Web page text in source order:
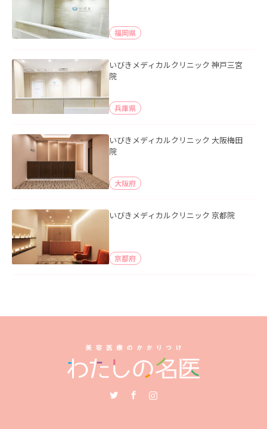
福岡県
いびきメディカルクリニック 神戸三宮
院
兵庫県
いびきメディカルクリニック 大阪梅田
院
大阪府
いびきメディカルクリニック 京都院
京都府